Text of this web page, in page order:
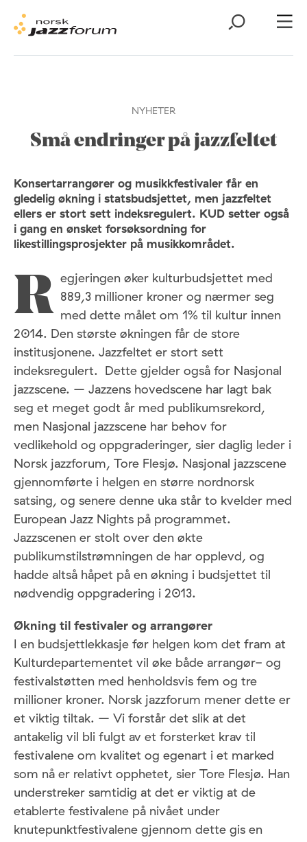
NYHETER
Små endringer på jazzfeltet
Konsertarrangører og musikkfestivaler får en
gledelig økning i statsbudsjettet, men jazzfeltet
ellers er stort sett indeksregulert. KUD setter også
i gang en ønsket forsøksordning for
likestillingsprosjekter på musikkområdet.
R egjeringen øker kulturbudsjettet med
889,3 millioner kroner og nærmer seg
med dette målet om 1% til kultur innen
2014. Den største økningen får de store
institusjonene. Jazzfeltet er stort sett
indeksregulert. Dette gjelder også for Nasjonal
jazzscene. – Jazzens hovedscene har lagt bak
seg et meget godt år med publikumsrekord,
men Nasjonal jazzscene har behov for
vedlikehold og oppgraderinger, sier daglig leder i
Norsk jazzforum, Tore Flesjø. Nasjonal jazzscene
gjennomførte i helgen en større nordnorsk
satsing, og senere denne uka står to kvelder med
European Jazz Nights på programmet.
Jazzscenen er stolt over den økte
publikumstilstrømningen de har opplevd, og
hadde altså håpet på en økning i budsjettet til
nødvendig oppgradering i 2013.
Økning til festivaler og arrangører
I en budsjettlekkasje før helgen kom det fram at
Kulturdepartementet vil øke både arrangør- og
festivalstøtten med henholdsvis fem og tre
millioner kroner. Norsk jazzforum mener dette er
et viktig tiltak. – Vi forstår det slik at det
antakelig vil bli fulgt av et forsterket krav til
festivalene om kvalitet og egenart i et marked
som nå er relativt opphetet, sier Tore Flesjø. Han
understreker samtidig at det er viktig at de
etablerte festivalene på nivået under
knutepunktfestivalene gjennom dette gis en